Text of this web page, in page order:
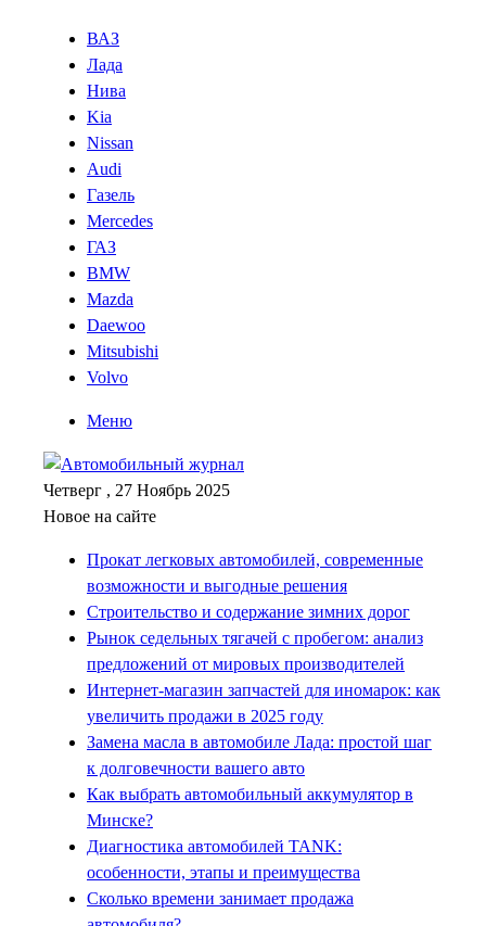
ВАЗ
Лада
Нива
Kia
Nissan
Audi
Газель
Mercedes
ГАЗ
BMW
Mazda
Daewoo
Mitsubishi
Volvo
Меню
Четверг , 27 Ноябрь 2025
Новое на сайте
Прокат легковых автомобилей, современные
возможности и выгодные решения
Строительство и содержание зимних дорог
Рынок седельных тягачей с пробегом: анализ
предложений от мировых производителей
Интернет-магазин запчастей для иномарок: как
увеличить продажи в 2025 году
Замена масла в автомобиле Лада: простой шаг
к долговечности вашего авто
Как выбрать автомобильный аккумулятор в
Минске?
Диагностика автомобилей TANK:
особенности, этапы и преимущества
Сколько времени занимает продажа